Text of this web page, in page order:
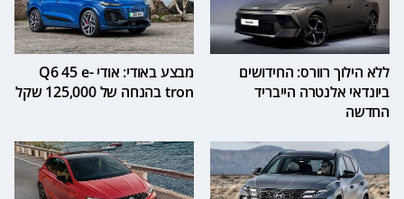
ללא הילוך רוורס: החידושים
ביונדאי אלנטרה הייבריד
החדשה
מבצע באודי: אודי Q6 45 e-
tron בהנחה של 125,000 שקל